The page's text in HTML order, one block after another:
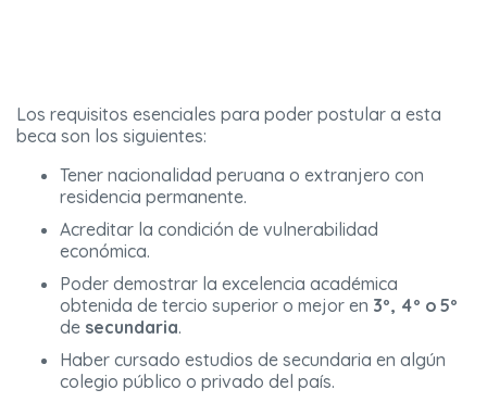
Los requisitos esenciales para poder postular a esta
beca son los siguientes:
Tener nacionalidad peruana o extranjero con
residencia permanente.
Acreditar la condición de vulnerabilidad
económica.
Poder demostrar la excelencia académica
obtenida de tercio superior o mejor en 3º, 4º o 5º
de secundaria.
Haber cursado estudios de secundaria en algún
colegio público o privado del país.